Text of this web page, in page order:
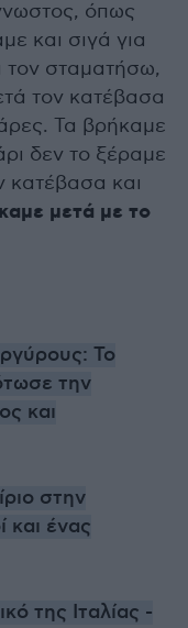
όπως
και σιγά για
σταματήσω,
τον κατέβασα
Τα βρήκαμε
δεν το ξέραμε
κατέβασα και
μετά με το
Το
την
και
στην
και ένας
της Ιταλίας -